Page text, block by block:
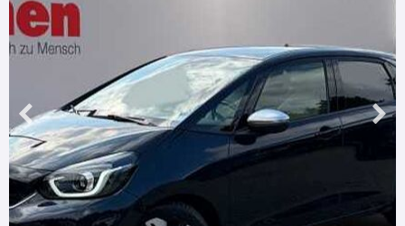
Service & Zubehör